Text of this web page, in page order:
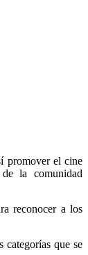
promover el cine
la comunidad
reconocer a los
categorías que se